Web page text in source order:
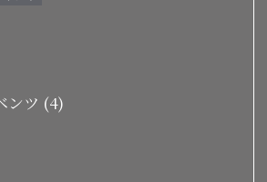
ンツ (4)